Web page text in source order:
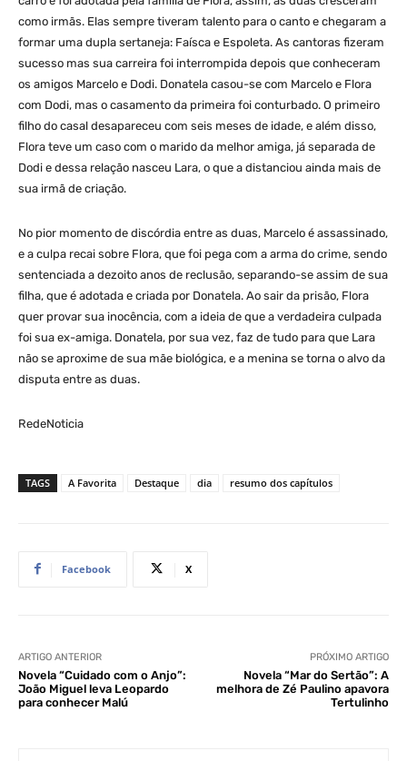
como irmãs. Elas sempre tiveram talento para o canto e chegaram a
formar uma dupla sertaneja: Faísca e Espoleta. As cantoras fizeram
sucesso mas sua carreira foi interrompida depois que conheceram
os amigos Marcelo e Dodi. Donatela casou-se com Marcelo e Flora
com Dodi, mas o casamento da primeira foi conturbado. O primeiro
filho do casal desapareceu com seis meses de idade, e além disso,
Flora teve um caso com o marido da melhor amiga, já separada de
Dodi e dessa relação nasceu Lara, o que a distanciou ainda mais de
sua irmã de criação.
No pior momento de discórdia entre as duas, Marcelo é assassinado,
e a culpa recai sobre Flora, que foi pega com a arma do crime, sendo
sentenciada a dezoito anos de reclusão, separando-se assim de sua
filha, que é adotada e criada por Donatela. Ao sair da prisão, Flora
quer provar sua inocência, com a ideia de que a verdadeira culpada
foi sua ex-amiga. Donatela, por sua vez, faz de tudo para que Lara
não se aproxime de sua mãe biológica, e a menina se torna o alvo da
disputa entre as duas.
RedeNoticia
TAGS A Favorita Destaque dia resumo dos capítulos
Facebook X
ARTIGO ANTERIOR
Novela “Cuidado com o Anjo”:
João Miguel leva Leopardo
para conhecer Malú
PRÓXIMO ARTIGO
Novela “Mar do Sertão”: A
melhora de Zé Paulino apavora
Tertulinho